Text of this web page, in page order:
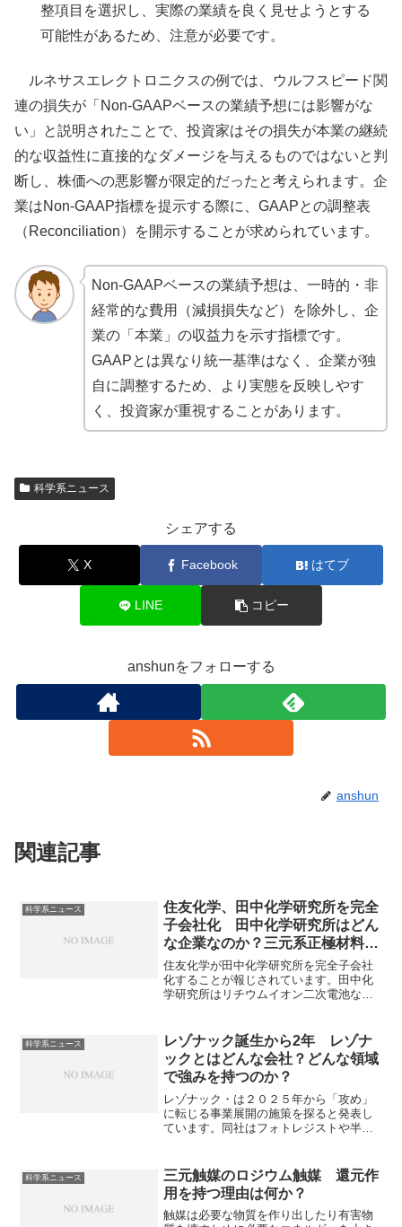
整項目を選択し、実際の業績を良く見せようとする
可能性があるため、注意が必要です。
ルネサスエレクトロニクスの例では、ウルフスピード関
連の損失が「Non-GAAPベースの業績予想には影響がな
い」と説明されたことで、投資家はその損失が本業の継続
的な収益性に直接的なダメージを与えるものではないと判
断し、株価への悪影響が限定的だったと考えられます。企
業はNon-GAAP指標を提示する際に、GAAPとの調整表
（Reconciliation）を開示することが求められています。
Non-GAAPベースの業績予想は、一時的・非
経常的な費用（減損損失など）を除外し、企
業の「本業」の収益力を示す指標です。
GAAPとは異なり統一基準はなく、企業が独
自に調整するため、より実態を反映しやす
く、投資家が重視することがあります。
科学系ニュース
シェアする
X Facebook はてブ
LINE コピー
anshunをフォローする
anshun
関連記事
科学系ニュース
住友化学、田中化学研究所を完全
子会社化 田中化学研究所はどん
な企業なのか？三元系正極材料と
は何か？
住友化学が田中化学研究所を完全子会社
化することが報じされています。田中化
学研究所はリチウムイオン二次電池など
三元系正極材料とは何かや子会社化の理
由を知ることができます。
科学系ニュース
レゾナック誕生から2年 レゾナ
ックとはどんな会社？どんな領域
で強みを持つのか？
レゾナック・は２０２５年から「攻め」
に転じる事業展開の施策を探ると発表し
ています。同社はフォトレジストや半導
ケージとは何か、目標としているデュポ
ンはどんな会社なのかを知ることができ
ます。
科学系ニュース
三元触媒のロジウム触媒 還元作
用を持つ理由は何か？
触媒は必要な物質を作り出したり有害物